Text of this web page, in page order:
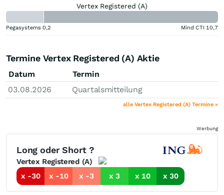
Vertex Registered (A)
Pegasystems 0,2 Mind CTI 10,7
Termine Vertex Registered (A) Aktie
Datum
Termin
03.08.2026
Quartalsmitteilung
alle Vertex Registered (A) Termine »
Werbung
Long oder Short ?
Vertex Registered (A)
x -30
x -10 x -3 x 3 x 10 x 30